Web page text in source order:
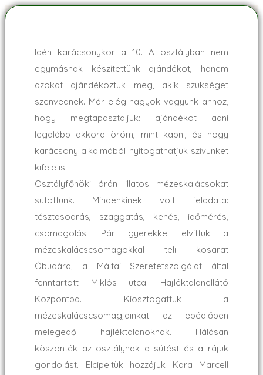
Idén karácsonykor a 10. A osztályban nem
egymásnak készítettünk ajándékot, hanem
azokat ajándékoztuk meg, akik szükséget
szenvednek. Már elég nagyok vagyunk ahhoz,
hogy megtapasztaljuk: ajándékot adni
legalább akkora öröm, mint kapni, és hogy
karácsony alkalmából nyitogathatjuk szívünket
kifele is.
Osztályfőnöki órán illatos mézeskalácsokat
sütöttünk. Mindenkinek volt feladata:
tésztasodrás, szaggatás, kenés, időmérés,
csomagolás. Pár gyerekkel elvittük a
mézeskalácscsomagokkal teli kosarat
Óbudára, a Máltai Szeretetszolgálat által
fenntartott Miklós utcai Hajléktalanellátó
Központba. Kiosztogattuk a
mézeskalácscsomagjainkat az ebédlőben
melegedő hajléktalanoknak. Hálásan
köszönték az osztálynak a sütést és a rájuk
gondolást. Elcipeltük hozzájuk Kara Marcell